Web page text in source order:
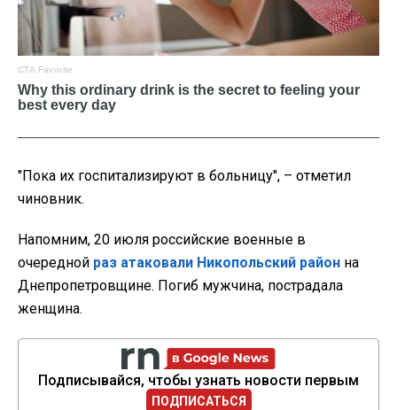
"Пока их госпитализируют в больницу", – отметил
чиновник.
Напомним, 20 июля российские военные в
очередной раз атаковали Никопольский район на
Днепропетровщине. Погиб мужчина, пострадала
женщина.
Подписывайся, чтобы узнать новости первым
ПОДПИСАТЬСЯ